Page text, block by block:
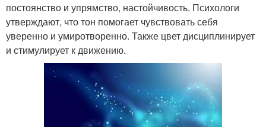
постоянство и упрямство, настойчивость. Психологи
утверждают, что тон помогает чувствовать себя
уверенно и умиротворенно. Также цвет дисциплинирует
и стимулирует к движению.